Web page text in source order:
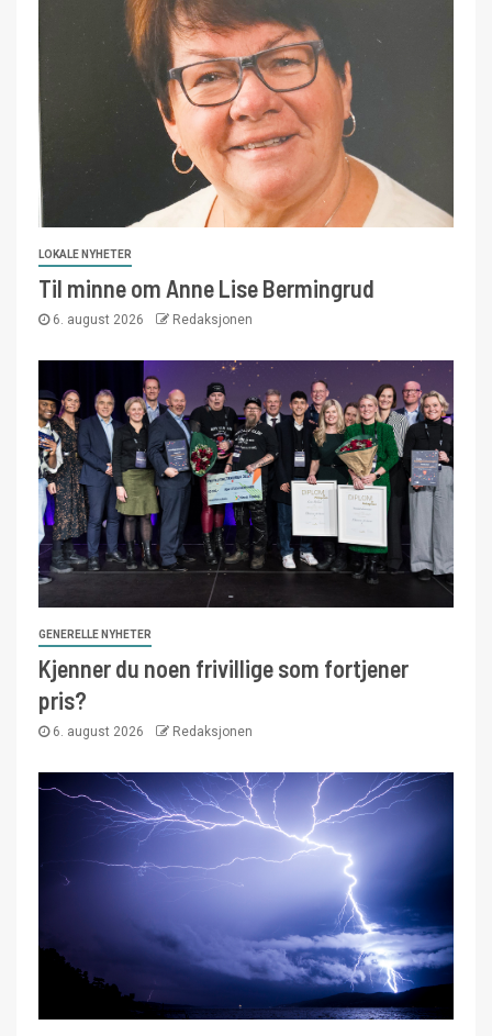
LOKALE NYHETER
Til minne om Anne Lise Bermingrud
6. august 2026 Redaksjonen
GENERELLE NYHETER
Kjenner du noen frivillige som fortjener
pris?
6. august 2026 Redaksjonen